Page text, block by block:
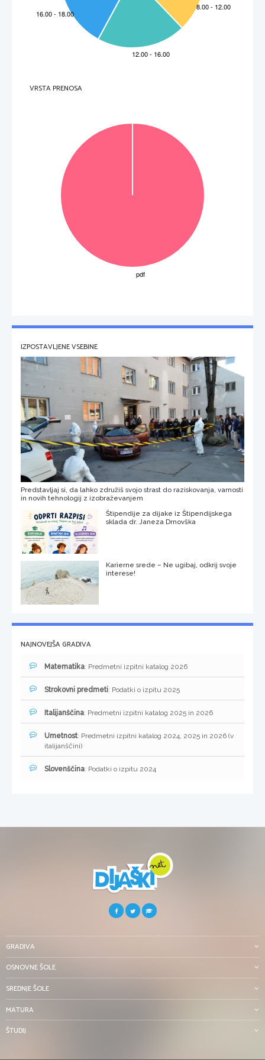
Non scrivete nel campo grigio
G
Me consuelo leyendo la correspondencia de Flaubert con George Sand, en la que dice:
«¿Ha visto usted cómo torturan su obra literaria con sus comentarios?» Y entonces da
una lista de nombres perfectamente desconocidos. Siempre ha sido así
Cosas tan absurdas como si escribo a ordenador o a mano
(Adaptado de http://www.elviejotopo.com/topoexpress/parodia- -charlando-
3. 4. 5.
VRSTA PRENOSA
IZPOSTAVLJENE VSEBINE
Predstavljaj si, da lahko združiš svojo strast do raziskovanja, varnosti
in novih tehnologij z izobraževanjem
Štipendije za dijake iz Štipendijskega
sklada dr. Janeza Drnovška
Karierne srede – Ne ugibaj, odkrij svoje
interese!
NAJNOVEJŠA GRADIVA
Matematika: Predmetni izpitni katalog 2026
Strokovni predmeti: Podatki o izpitu 2025
Italijanščina: Predmetni izpitni katalog 2025 in 2026
Umetnost: Predmetni izpitni katalog 2024, 2025 in 2026 (v
italijanščini)
Slovenščina: Podatki o izpitu 2024
GRADIVA
OSNOVNE ŠOLE
SREDNJE ŠOLE
MATURA
ŠTUDIJ